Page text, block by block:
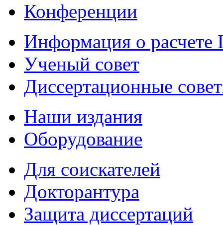
Конференции
Информация о
Ученый совет
Диссертационные
Наши издания
Оборудование
Для соискателей
Докторантура
Защита диссертаций